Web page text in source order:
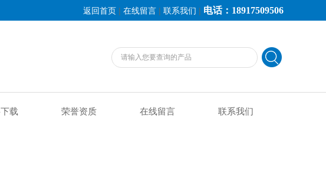
返回首页 | 在线留言 | 联系我们 | 电话：18917509506
载 荣誉资质 在线留言 联系我们